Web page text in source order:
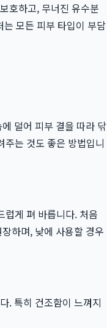
호하고, 무너진 유수분
모든 피부 타입이 부담
덜어 피부 결을 따라 닦
는 것도 좋은 방법입니
럽게 펴 바릅니다. 처음
하며, 낮에 사용할 경우
. 특히 건조함이 느껴지